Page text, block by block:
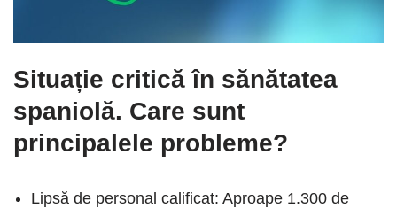
Situație critică în sănătatea
spaniolă. Care sunt
principalele probleme?
Lipsă de personal calificat: Aproape 1.300 de